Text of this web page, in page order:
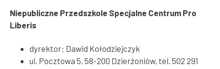
Niepubliczne Przedszkole Specjalne Centrum Pro
Liberis
dyrektor: Dawid Kołodziejczyk
ul. Pocztowa 5, 58-200 Dzierżoniów, tel. 502 291